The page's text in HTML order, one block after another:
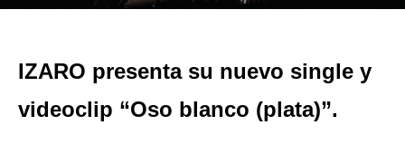
IZARO presenta su nuevo single y
videoclip “Oso blanco (plata)”.